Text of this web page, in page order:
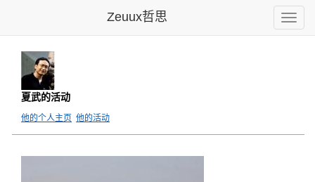
Toggle
Zeuux哲思
夏武的活动
他的个人主页 他的活动